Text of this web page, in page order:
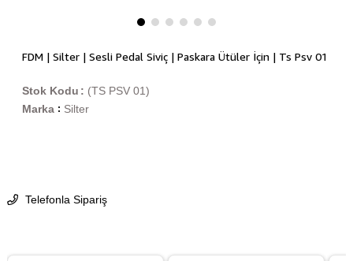
FDM | Silter | Sesli Pedal Siviç | Paskara Ütüler İçin | Ts Psv 01
(TS PSV 01)
Stok Kodu
Marka : Silter
Telefonla Sipariş